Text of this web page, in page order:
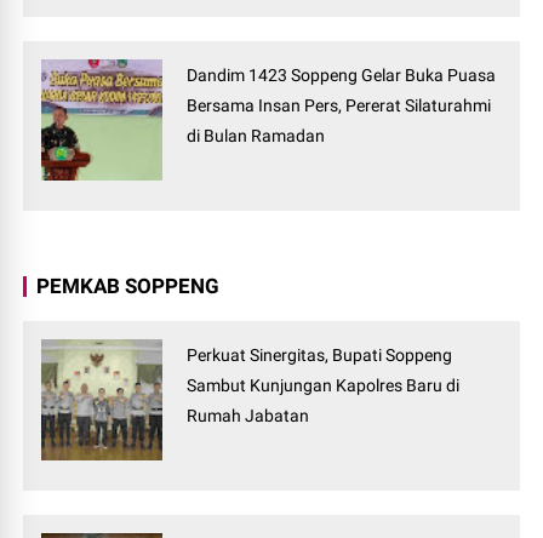
Dandim 1423 Soppeng Gelar Buka Puasa
Bersama Insan Pers, Pererat Silaturahmi
di Bulan Ramadan
PEMKAB SOPPENG
Perkuat Sinergitas, Bupati Soppeng
Sambut Kunjungan Kapolres Baru di
Rumah Jabatan